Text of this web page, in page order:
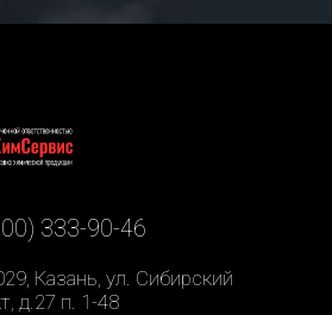
333-90-46
Казань, ул. Сибирский
д.27 п. 1-48